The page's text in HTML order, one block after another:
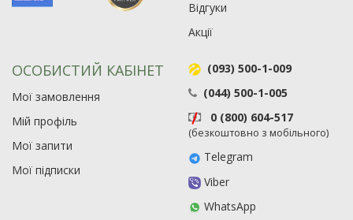
Відгуки
Акції
ОСОБИСТИЙ КАБІНЕТ
Мої замовлення
Мій профіль
Мої запити
Мої підписки
(093) 500-1-009
(044) 500-1-005
0 (800) 604-517
(безкоштовно з мобільного)
Telegram
Viber
WhatsApp